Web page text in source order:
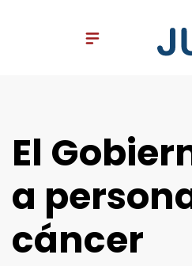
El
a
cáncer